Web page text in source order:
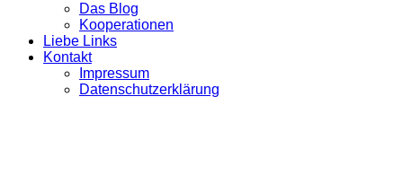
Das Blog
Kooperationen
Liebe Links
Kontakt
Impressum
Datenschutzerklärung